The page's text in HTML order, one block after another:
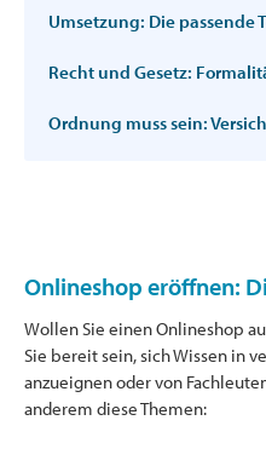
Umsetzung: Die passende
Recht und Gesetz:
Ordnung muss sein:
Onlineshop eröffnen:
Wollen Sie einen Onlineshop
Sie bereit sein, sich Wissen in
anzueignen oder von
anderem diese Themen: